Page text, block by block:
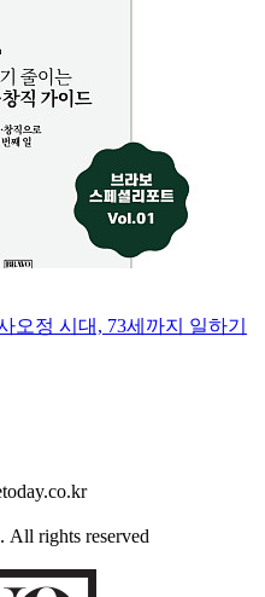
오정 시대, 73세까지 일하기
. All rights reserved